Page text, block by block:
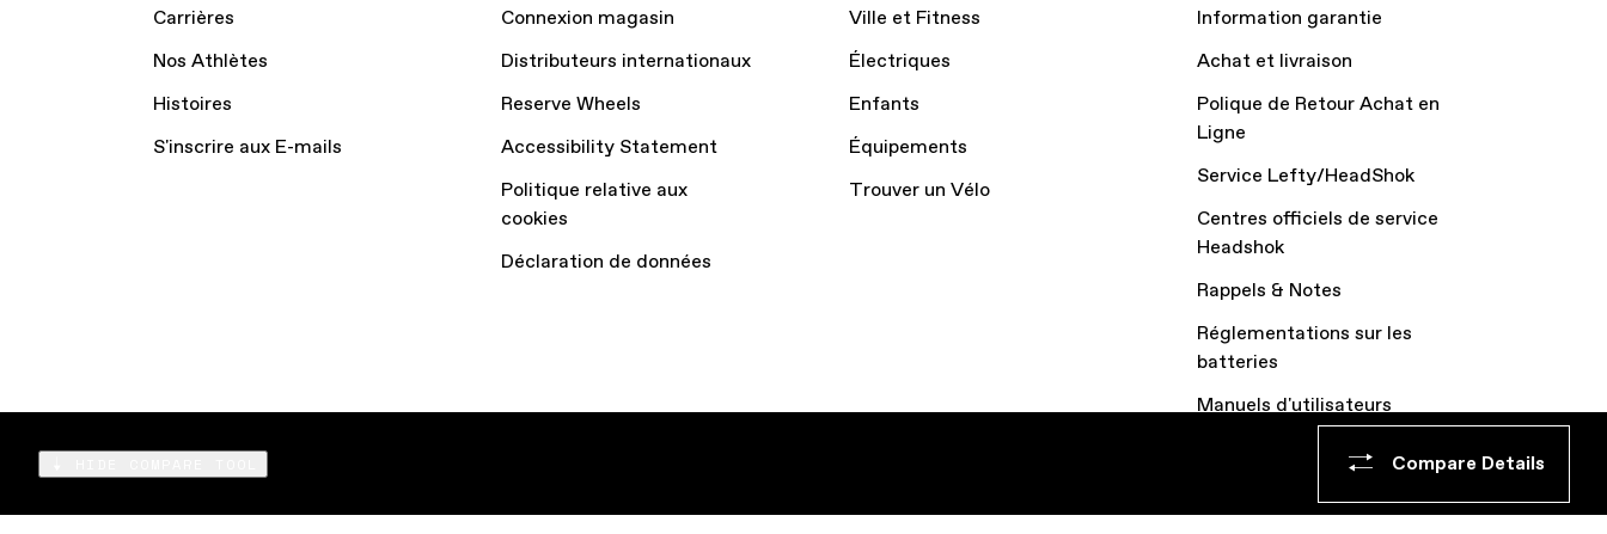
Compare
Products
Compare Details
Carrières
Nos Athlètes
Histoires
S'inscrire aux E-mails
Connexion magasin
Distributeurs internationaux
Reserve Wheels
Accessibility Statement
Politique relative aux
cookies
Déclaration de données
Ville et Fitness
Électriques
Enfants
Équipements
Trouver un Vélo
Information garantie
Achat et livraison
Polique de Retour Achat en
Ligne
Service Lefty/HeadShok
Centres officiels de service
Headshok
Rappels & Notes
Réglementations sur les
batteries
Manuels d'utilisateurs